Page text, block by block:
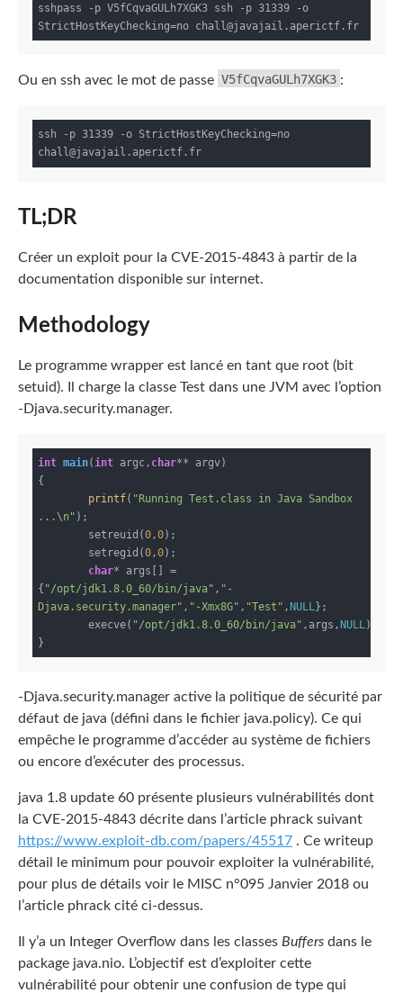
sshpass -p V5fCqvaGULh7XGK3 ssh -p 31339 -o
Ou en ssh avec le mot de passe V5fCqvaGULh7XGK3 :
ssh -p 31339 -o StrictHostKeyChecking=no
TL;DR
Créer un exploit pour la CVE-2015-4843 à partir de la
documentation disponible sur internet.
Methodology
Le programme wrapper est lancé en tant que root (bit
setuid). Il charge la classe Test dans une JVM avec l’option
-Djava.security.manager.
int main( int argc, char** argv)
{
printf( "Running Test.class in Java Sandbox
...\n" );
	setreuid(
0 ,0);
	setregid(
0 ,0);
char* args[] =
{ "/opt/jdk1.8.0_60/bin/java" , "-
Djava.security.manager" , "-Xmx8G" , "Test" ,NULL };
	execve(
"/opt/jdk1.8.0_60/bin/java" ,args,NULL );
-Djava.security.manager active la politique de sécurité par
défaut de java (défini dans le fichier java.policy). Ce qui
empêche le programme d’accéder au système de fichiers
ou encore d’exécuter des processus.
java 1.8 update 60 présente plusieurs vulnérabilités dont
la CVE-2015-4843 décrite dans l’article phrack suivant
https://www.exploit-db.com/papers/45517 . Ce writeup
détail le minimum pour pouvoir exploiter la vulnérabilité,
pour plus de détails voir le MISC n°095 Janvier 2018 ou
l’article phrack cité ci-dessus.
Il y’a un Integer Overflow dans les classes Buffers dans le
package java.nio. L’objectif est d’exploiter cette
vulnérabilité pour obtenir une confusion de type qui